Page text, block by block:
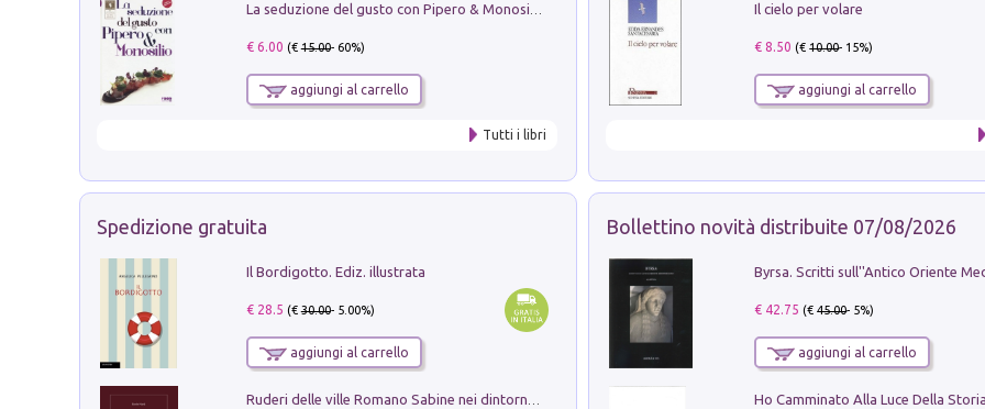
€ 6.00 (€15.00- 60%)
aggiungi al carrello
Tutti i libri
Il cielo per volare
€ 8.50 (€10.00- 15%)
aggiungi al carrello
Spedizione gratuita
Il Bordigotto. Ediz. illustrata
€ 28.5 (€30.00- 5.00%)
aggiungi al carrello
Ruderi delle ville Romano Sabine nei dintorni di Poggio Mirteto. Illustrati dal dott.re prof.re cav.re Ercole Nardi regio ispettore degli scavi e monumenti. Anno 1885. Tavole e studio. Con 25 tavole fuori testo in cartella editoriale
Bollettino novità distribuite 07/08/2026
€ 42.75 (€45.00- 5%)
aggiungi al carrello